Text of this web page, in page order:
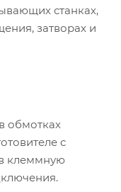
станках,
затворах и
обмотках
с
клеммную